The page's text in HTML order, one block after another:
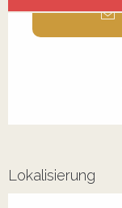
Lokalisierung